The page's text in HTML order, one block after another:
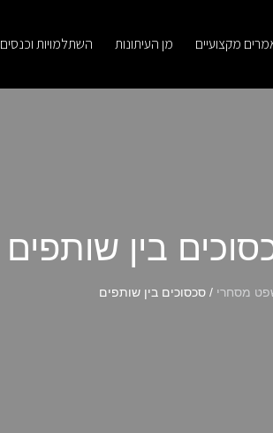
מקצועיים מן העיתונות השתלמויות וכנסים
בין שותפים
מסחרי / סכסוכים בין שותפים